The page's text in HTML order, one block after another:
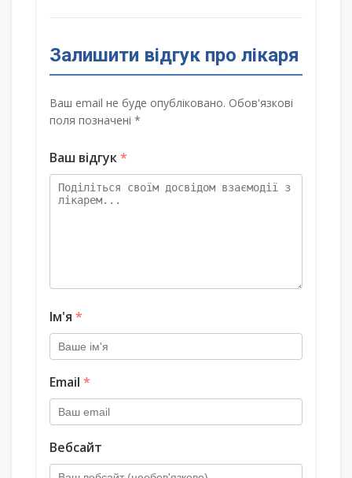
Залишити відгук про лікаря
Ваш email не буде опубліковано. Обов'язкові
поля позначені *
Ваш відгук*
Ім'я *
Email *
Вебсайт